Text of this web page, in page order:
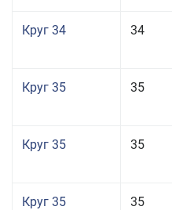
Круг 34 34
Круг 35 35
Круг 35 35
Круг 35 35